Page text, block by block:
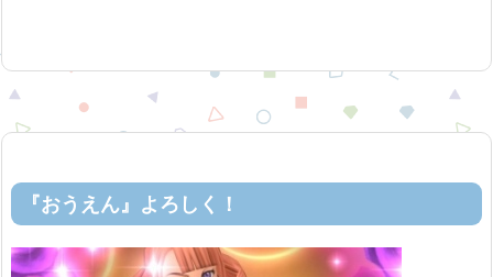
『おうえん』よろしく！